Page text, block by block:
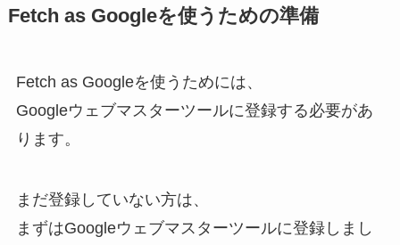
Fetch as Googleを使うための準備
Fetch as Googleを使うためには、
Googleウェブマスターツールに登録する必要があ
ります。
まだ登録していない方は、
まずはGoogleウェブマスターツールに登録しまし